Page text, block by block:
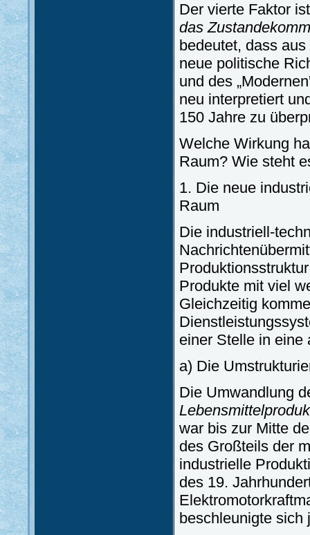
Der vierte Faktor
das
bedeutet, dass
neue politische
und des
neu interpretiert
150 Jahre zu
Welche Wirkung
Raum? Wie steht
1. Die neue
Raum
Die industriell-
Produkte mit viel
Gleichzeitig
einer Stelle in eine
a) Die
Die Umwandlung
war bis zur Mitte
des Großteils der
industrielle
des 19.
beschleunigte sich